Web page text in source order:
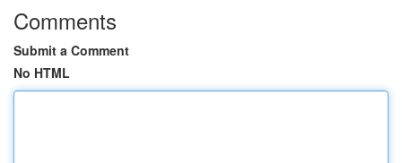
Comments
Submit a Comment
No HTML